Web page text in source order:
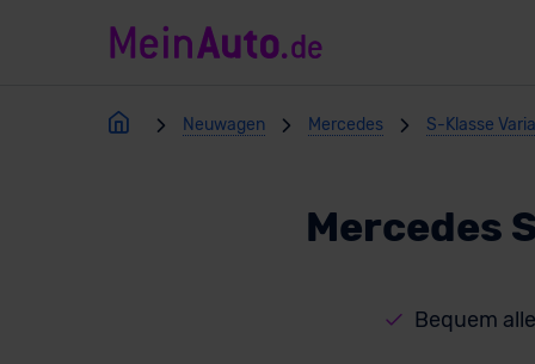
Neuwagen Mercedes S-Klasse
Mercedes
Bequem